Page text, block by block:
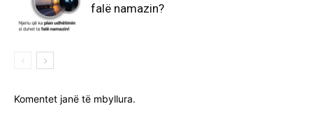
falë namazin?
Komentet janë të mbyllura.